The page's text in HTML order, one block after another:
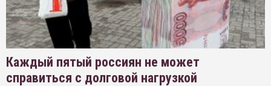
Каждый пятый россиян не может
справиться с долговой нагрузкой